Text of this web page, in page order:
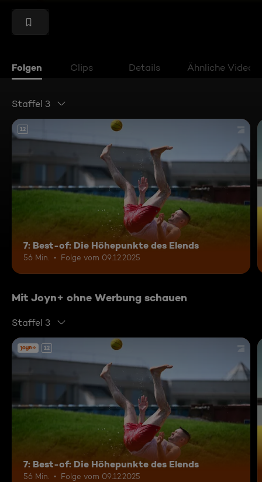
Folgen Clips Details Ähnliche Videos
Staffel 3
12
7: Best-of: Die Höhepunkte des Elends
56 Min. Folge vom 09.12.2025
Mit Joyn+ ohne Werbung schauen
Staffel 3
12
7: Best-of: Die Höhepunkte des Elends
56 Min. Folge vom 09.12.2025